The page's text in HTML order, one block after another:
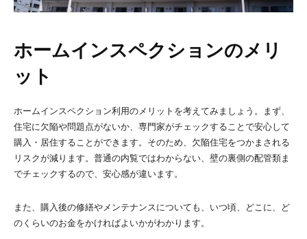
ホームインスペクションのメリ
ット
ホームインスペクション利用のメリットを考えてみましょう。まず、
住宅に欠陥や問題点がないか、専門家がチェックすることで安心して
購入・居住することができます。そのため、欠陥住宅をつかまされる
リスクが減ります。普通の内覧ではわからない、壁の裏側の配管類ま
でチェックするので、安心感が違います。
また、購入後の修繕やメンテナンスについても、いつ頃、どこに、ど
のくらいのお金をかければよいかがわかります。